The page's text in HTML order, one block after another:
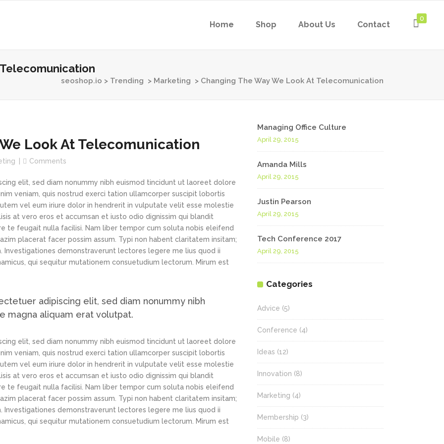
Home Shop About Us Contact
0
seoshop.io > Trending > Marketing > Changing The Way We Look At Telecomunication
Look At Telecomunication
Comments
elit, sed diam nonummy nibh euismod tincidunt ut laoreet dolore
veniam, quis nostrud exerci tation ullamcorper suscipit lobortis
vel eum iriure dolor in hendrerit in vulputate velit esse molestie
at vero eros et accumsan et iusto odio dignissim qui blandit
te feugait nulla facilisi. Nam liber tempor cum soluta nobis eleifend
placerat facer possim assum. Typi non habent claritatem insitam;
Investigationes demonstraverunt lectores legere me lius quod ii
qui sequitur mutationem consuetudium lectorum. Mirum est
adipiscing elit, sed diam nonummy nibh
magna aliquam erat volutpat.
elit, sed diam nonummy nibh euismod tincidunt ut laoreet dolore
veniam, quis nostrud exerci tation ullamcorper suscipit lobortis
vel eum iriure dolor in hendrerit in vulputate velit esse molestie
at vero eros et accumsan et iusto odio dignissim qui blandit
te feugait nulla facilisi. Nam liber tempor cum soluta nobis eleifend
placerat facer possim assum. Typi non habent claritatem insitam;
Investigationes demonstraverunt lectores legere me lius quod ii
qui sequitur mutationem consuetudium lectorum. Mirum est
Managing Office Culture
April 29, 2015
Amanda Mills
April 29, 2015
Justin Pearson
April 29, 2015
Tech Conference 2017
April 29, 2015
Categories
Advice (5)
Conference (4)
Ideas (12)
Innovation (8)
Marketing (4)
Membership (3)
Mobile (8)